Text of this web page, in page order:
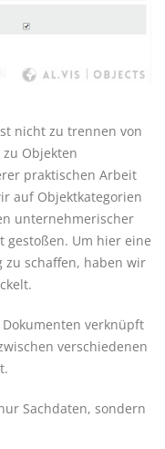
nicht zu trennen von
Objekten
praktischen Arbeit
auf Objektkategorien
unternehmerischer
gestoßen. Um hier eine
schaffen, haben wir
verknüpft
verschiedenen
Sachdaten, sondern